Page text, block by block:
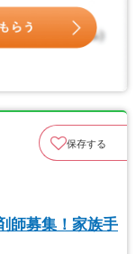
保存する
師募集！家族手